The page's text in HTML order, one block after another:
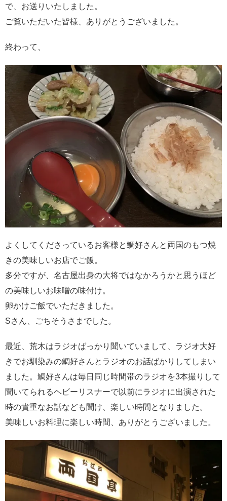
で、お送りいたしました。
ご覧いただいた皆様、ありがとうございました。
終わって、
よくしてくださっているお客様と鯛好さんと両国のもつ焼
きの美味しいお店でご飯。
多分ですが、名古屋出身の大将ではなかろうかと思うほど
の美味しいお味噌の味付け。
卵かけご飯でいただきました。
Sさん、ごちそうさまでした。
最近、荒木はラジオばっかり聞いていまして、ラジオ大好
きでお馴染みの鯛好さんとラジオのお話ばかりしてしまい
ました。鯛好さんは毎日同じ時間帯のラジオを3本撮りして
聞いてられるヘビーリスナーで以前にラジオに出演された
時の貴重なお話なども聞け、楽しい時間となりました。
美味しいお料理に楽しい時間、ありがとうございました。